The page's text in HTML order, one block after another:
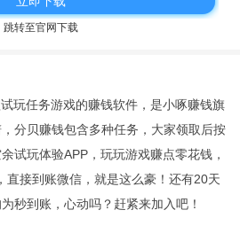
跳转至官网下载
玩任务游戏的赚钱软件，是小啄赚钱旗
分贝赚钱包含多种任务，大家领取后按
试玩体验APP，玩玩游戏赚点零花钱，
直接到账微信，就是这么豪！还有20天
秒到账，心动吗？赶紧来加入吧！